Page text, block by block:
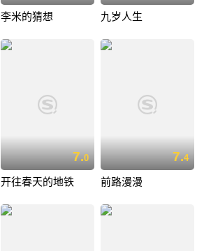
李米的猜想 九岁人生
7.0
开往春天的地铁
7.4
前路漫漫